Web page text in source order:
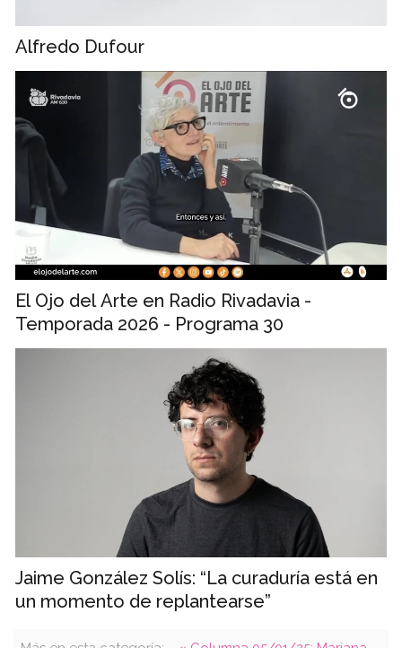
Alfredo Dufour
El Ojo del Arte en Radio Rivadavia -
Temporada 2026 - Programa 30
Jaime González Solís: “La curaduría está en
un momento de replantearse”